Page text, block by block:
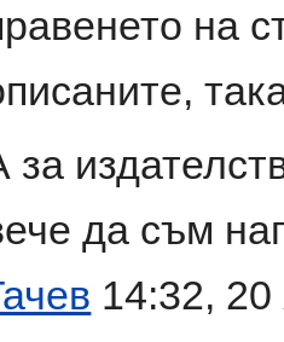
на
за
да съм
14:32,